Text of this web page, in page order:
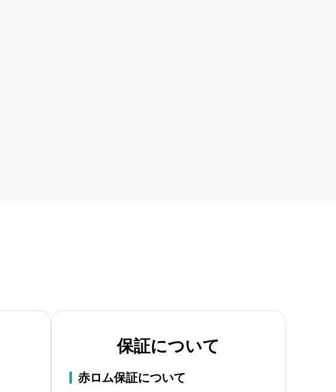
保証について
赤ロム保証について